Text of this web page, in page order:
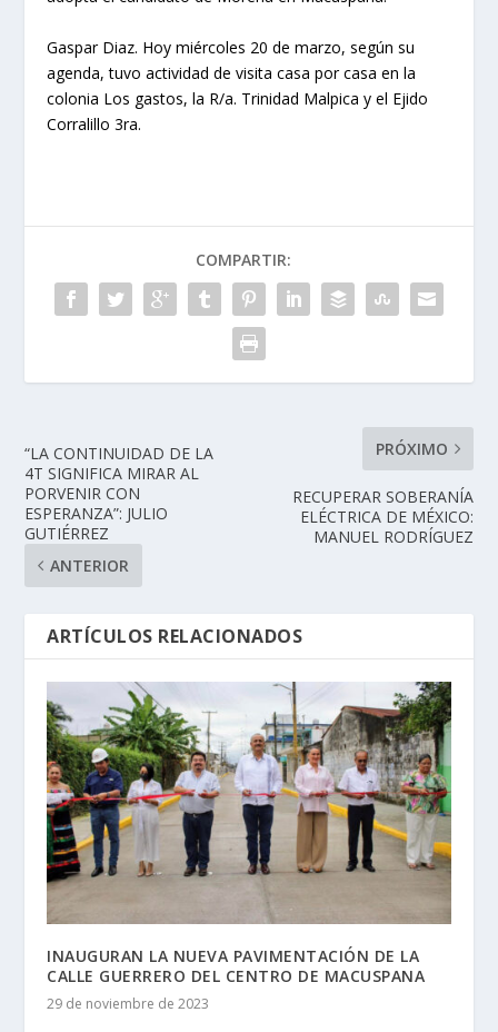
Gaspar Diaz. Hoy miércoles 20 de marzo, según su
agenda, tuvo actividad de visita casa por casa en la
colonia Los gastos, la R/a. Trinidad Malpica y el Ejido
Corralillo 3ra.
COMPARTIR:
“LA CONTINUIDAD DE LA
4T SIGNIFICA MIRAR AL
PORVENIR CON
ESPERANZA”: JULIO
GUTIÉRREZ
ANTERIOR
PRÓXIMO
RECUPERAR SOBERANÍA
ELÉCTRICA DE MÉXICO:
MANUEL RODRÍGUEZ
ARTÍCULOS RELACIONADOS
INAUGURAN LA NUEVA PAVIMENTACIÓN DE LA
CALLE GUERRERO DEL CENTRO DE MACUSPANA
29 de noviembre de 2023